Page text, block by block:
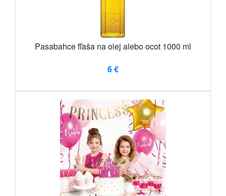
Pasabahce fľaša na olej alebo ocot 1000 ml
6 €